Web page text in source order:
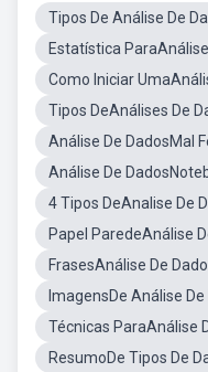
Tipos De Análise De
Estatística
Como Iniciar
Tipos DeAnálises De
Análise De DadosMal
Análise De
4 Tipos DeAnalise De
Papel ParedeAnálise
FrasesAnálise De
ImagensDe Análise De
Técnicas ParaAnálise
ResumoDe Tipos De